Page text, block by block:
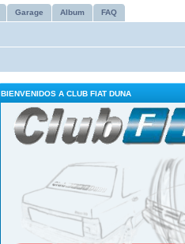
Garage Album FAQ
BIENVENIDOS A CLUB FIAT DUNA